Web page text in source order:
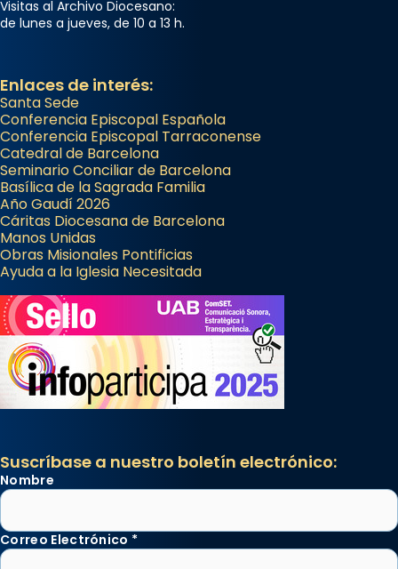
Visitas al Archivo Diocesano:
de lunes a jueves, de 10 a 13 h.
Enlaces de interés:
Santa Sede
Conferencia Episcopal Española
Conferencia Episcopal Tarraconense
Catedral de Barcelona
Seminario Conciliar de Barcelona
Basílica de la Sagrada Familia
Año Gaudí 2026
Cáritas Diocesana de Barcelona
Manos Unidas
Obras Misionales Pontificias
Ayuda a la Iglesia Necesitada
Suscríbase a nuestro boletín electrónico:
Nombre
Correo Electrónico *